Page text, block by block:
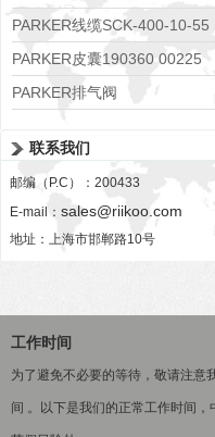
RE06M35W2N1KWXG087
PARKER线缆SCK-400-10-55
PARKER皮囊190360 00225
PARKER排气阀
联系我们
邮编（P.C）：200433
E-mail： sales@riikoo.com
地址：上海市邯郸路10号
工作时间
为了避免不必要的等待，敬请注意
间 。以下是我们的正常工作时间，